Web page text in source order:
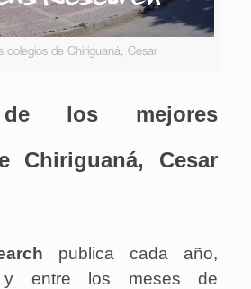
colegios de Chiriguaná, Cesar
de los mejores
Chiriguaná, Cesar
publica cada año,
y entre los meses de